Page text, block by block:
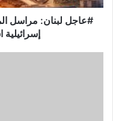
بغارة
إسرائيلية
#عاجل لبنان: مراسل